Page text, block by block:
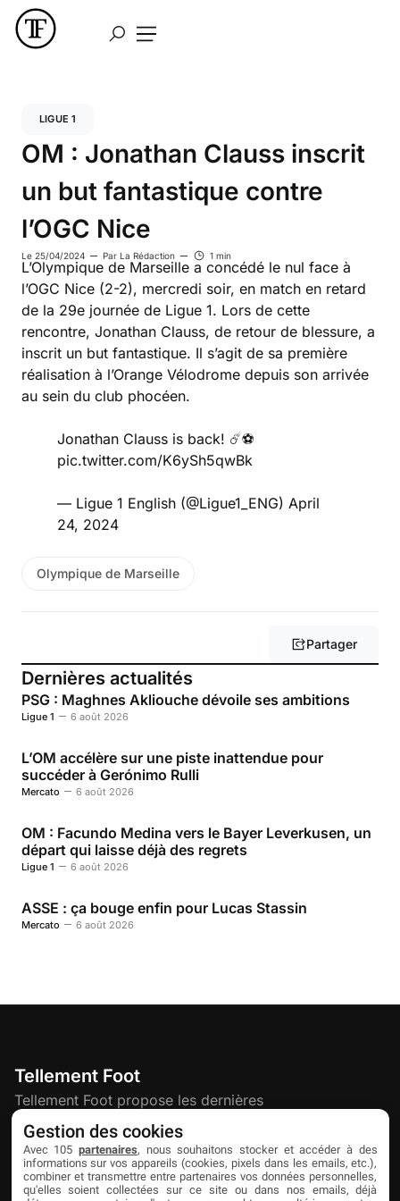
LIGUE 1
OM : Jonathan Clauss inscrit
un but fantastique contre
l’OGC Nice
Le 25/04/2024 Par La Rédaction 1 min
L’Olympique de Marseille a concédé le nul face à
l’OGC Nice (2-2), mercredi soir, en match en retard
de la 29e journée de Ligue 1. Lors de cette
rencontre, Jonathan Clauss, de retour de blessure, a
inscrit un but fantastique. Il s’agit de sa première
réalisation à l’Orange Vélodrome depuis son arrivée
au sein du club phocéen.
Jonathan Clauss is back! ☄️⚽
pic.twitter.com/K6ySh5qwBk
— Ligue 1 English (@Ligue1_ENG) April
24, 2024
Olympique de Marseille
Partager
Dernières actualités
PSG : Maghnes Akliouche dévoile ses ambitions
Ligue 1 6 août 2026
L’OM accélère sur une piste inattendue pour
succéder à Gerónimo Rulli
Mercato 6 août 2026
OM : Facundo Medina vers le Bayer Leverkusen, un
départ qui laisse déjà des regrets
Ligue 1 6 août 2026
ASSE : ça bouge enfin pour Lucas Stassin
Mercato 6 août 2026
Tellement Foot
Tellement Foot propose les dernières
actualités et nouveautés créatives dédiées
au football.
Gestion des cookies
Avec 105 partenaires, nous souhaitons stocker et accéder à des
informations sur vos appareils (cookies, pixels dans les emails, etc.),
combiner et transmettre entre partenaires vos données personnelles,
qu'elles soient collectées sur ce site ou dans nos emails, déjà